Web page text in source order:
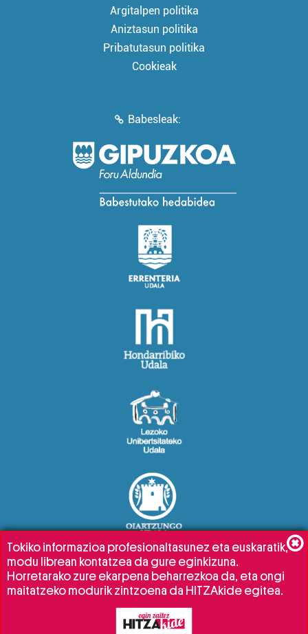
Argitalpen politika
Aniztasun politika
Pribatutasun politika
Cookieak
Babesleak:
Tokiko informazioa profesionaltasunez eta euskaratik,
modu librean kontatzea da gure eginkizuna.
Horretarako zure ekarpena beharrezkoa da, eta ongi
maitatzeko modurik zintzoena da HITZAkide egitea.